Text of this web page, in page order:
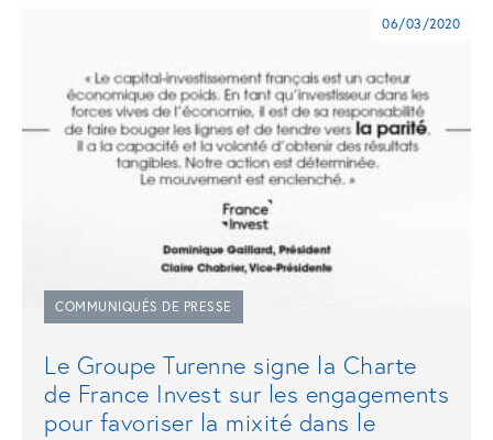
06/03/2020
COMMUNIQUÉS DE PRESSE
Le Groupe Turenne signe la Charte
de France Invest sur les engagements
pour favoriser la mixité dans le